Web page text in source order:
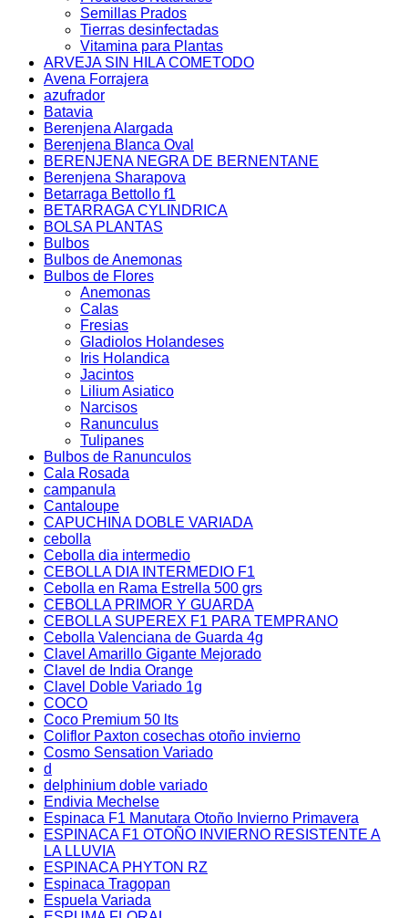
Semillas Prados
Tierras desinfectadas
Vitamina para Plantas
ARVEJA SIN HILA COMETODO
Avena Forrajera
azufrador
Batavia
Berenjena Alargada
Berenjena Blanca Oval
BERENJENA NEGRA DE BERNENTANE
Berenjena Sharapova
Betarraga Bettollo f1
BETARRAGA CYLINDRICA
BOLSA PLANTAS
Bulbos
Bulbos de Anemonas
Bulbos de Flores
Anemonas
Calas
Fresias
Gladiolos Holandeses
Iris Holandica
Jacintos
Lilium Asiatico
Narcisos
Ranunculus
Tulipanes
Bulbos de Ranunculos
Cala Rosada
campanula
Cantaloupe
CAPUCHINA DOBLE VARIADA
cebolla
Cebolla dia intermedio
CEBOLLA DIA INTERMEDIO F1
Cebolla en Rama Estrella 500 grs
CEBOLLA PRIMOR Y GUARDA
CEBOLLA SUPEREX F1 PARA TEMPRANO
Cebolla Valenciana de Guarda 4g
Clavel Amarillo Gigante Mejorado
Clavel de India Orange
Clavel Doble Variado 1g
COCO
Coco Premium 50 lts
Coliflor Paxton cosechas otoño invierno
Cosmo Sensation Variado
d
delphinium doble variado
Endivia Mechelse
Espinaca F1 Manutara Otoño Invierno Primavera
ESPINACA F1 OTOÑO INVIERNO RESISTENTE A
LA LLUVIA
ESPINACA PHYTON RZ
Espinaca Tragopan
Espuela Variada